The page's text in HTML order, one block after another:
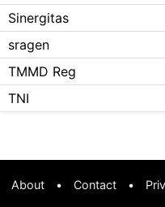
Sinergitas
sragen
TMMD Reg
TNI
About • Contact •